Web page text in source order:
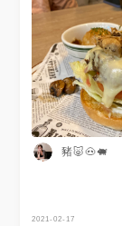
豬🐷🐽🐖
2021-02-17